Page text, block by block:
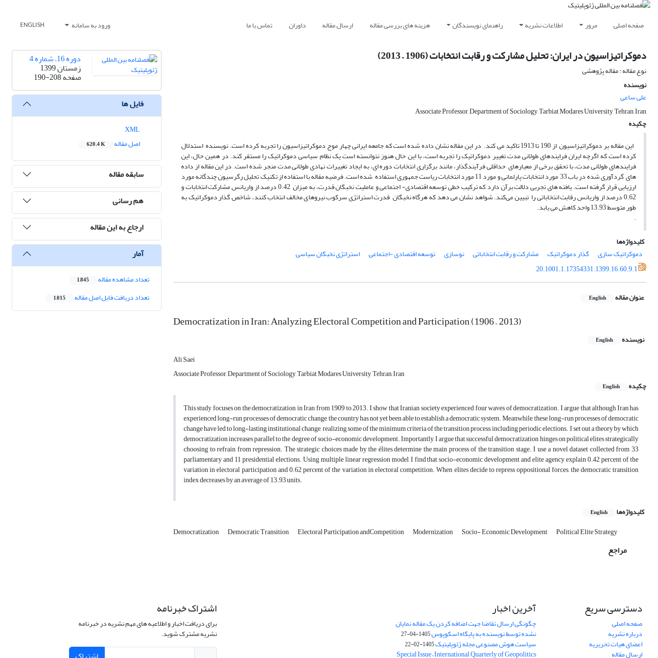
صفحه اصلی مرور اطلاعات نشریه راهنمای نویسندگان هزینه های بررسی مقاله ارسال مقاله داوران تماس با ما ورود به سامانه ENGLISH
دموکراتیزاسیون در ایران: تحلیل مشارکت و رقابت انتخابات (1906 – 2013)
نوع مقاله : مقاله پژوهشی
نویسنده
علی ساعی
Associate Professor, Department of Sociology, Tarbiat Modares University, Tehran, Iran
چکیده
این مقاله بر دموکراتیزاسیون از 190 تا 1913 تاکید می کند. در این مقاله نشان داده شده است که جامعه ایرانی چهار موج دموکراتیزاسیون را تجربه کرده است. نویسنده استدلال
کرده است که اگرچه ایران فرایندهای طولانی مدت تغییر دموکراتیک را تجربه است، با این حال هنوز نتوانسته است یک نظام سیاسی دموکراتیک را مستقر کند. در همین حال، این
فرایندهای طولانی مدت، با تحقق برخی از معیارهای حداقلی فرآیندگذار، مانند برگزاری انتخابات دوره ای، به ایجاد تغییرات نهادی طولانی مدت منجر شده است. در این مقاله از داده
های گردآوری شده در باب 33 مورد انتخابات پارلمانی و مورد 11 مورد انتخابات ریاست جمهوری استفاده شده است. فرضیه مقاله با استفاده از تکنیک تحلیل رگرسیون چندگانه مورد
ارزیابی قرار گرفته است. یافته های تجربی دلالت برآن دارد که ترکیب خطی توسعه اقتصادی- اجتماعی و عاملیت نخبگان قدرت، به میزان 0.42 درصد از واریانس مشارکت انتخابات و
0.62 درصد از واریانس رقابت انتخاباتی را تبیین می‌کند. شواهد نشان می دهد که هرگاه نخبگان قدرت استراتژی سرکوب نیروهای مخالف انتخاب کنند، شاخص گذار دموکراتیک به
طور متوسط 13.93 واحد کاهش می یابد.
.
کلیدواژه‌ها
دموکراتیک سازی
گذار دموکراتیک مشارکت و رقابت انتخاباتی نوسازی توسعه اقتصادی -اجتماعی
استراتژی نخبگان سیاسی
20.1001.1.17354331.1399.16.60.9.1
عنوان مقاله English
Democratization in Iran: Analyzing Electoral Competition and Participation (1906 – 2013)
نویسنده English
Ali Saei
Associate Professor, Department of Sociology, Tarbiat Modares University, Tehran, Iran
چکیده
English
This study focuses on the democratization in Iran from 1909 to 2013. I show that Iranian society experienced four waves of democratization. I argue that although Iran has
experienced long-run processes of democratic change, the country has not yet been able to establish a democratic system. Meanwhile, these long-run processes of democratic
change have led to long-lasting institutional change, realizing some of the minimum criteria of the transition process, including periodic elections. I set out a theory by which
democratization increases parallel to the degree of socio-economic development. Importantly, I argue that successful democratization hinges on political elites strategically
choosing to refrain from repression. The strategic choices made by the élites determine the main process of the transition stage. I use a novel dataset collected from 33
parliamentary and 11 presidential elections. Using multiple linear regression model, I find that socio-economic development and elite agency explain 0.42 percent of the
variation in electoral participation and 0.62 percent of the variation in electoral competition. When elites decide to repress oppositional forces, the democratic transition
index decreases by an average of 13.93 units.
کلیدواژه‌ها English
Democratization Democratic Transition Electoral Participation andCompetition Modernization Socio- Economic Development Political Elite Strategy
مراجع
دوره 16، شماره 4
زمستان 1399
صفحه190-208
فایل ها
اصل مقاله
620.4 K
سابقه مقاله
هم رسانی
ارجاع به این مقاله
آمار
تعداد مشاهده مقاله 1,845
تعداد دریافت فایل اصل مقاله 1,015
دسترسی سریع
صفحه اصلی
درباره نشریه
اعضای هیات تحریریه
ارسال مقاله
آخرین اخبار
چگونگی ارسال تقاضا جهت اضافه کردن یک مقاله نمایان
نشده توسط نویسنده به پایگاه اسکوپوس1405-04-27
سیاست هوش مصنوعی مجله ژئوپلیتیک1405-02-22
Special Issue – International Quarterly of Geopolitics
اشتراک خبرنامه
برای دریافت اخبار و اطلاعیه های مهم نشریه در خبرنامه
نشریه مشترک شوید.